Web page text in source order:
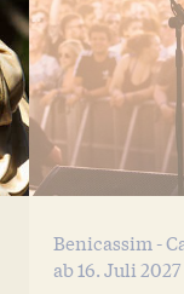
Benicassim -
ab16. Juli 2027